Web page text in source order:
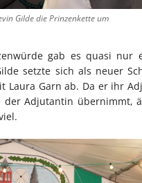
Gilde die Prinzenkette um
gab es quasi nur
setzte sich als neuer
Laura Garn ab. Da er ihr
der Adjutantin übernimmt,